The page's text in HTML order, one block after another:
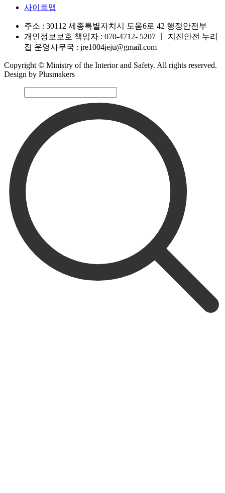
사이트맵
주소 : 30112 세종특별자치시 도움6로 42 행정안전부
개인정보보호 책임자 : 070-4712- 5207
지진안전 누리
집 운영사무국 : jre1004jeju@gmail.com
Copyright © Ministry of the Interior and Safety. All rights reserved.
Design by Plusmakers